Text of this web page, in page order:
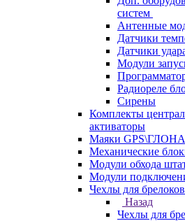
систем
Антенные
Датчики
Датчики
Модули
Радиореле
Сирены
Комплекты
активаторы
Маяки
Механические
Модули обхода
Модули
Чехлы для
Назад
Чехлы для